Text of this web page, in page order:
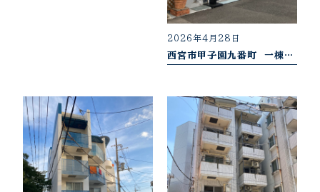
2026年4月28日
西宮市甲子園九番町 一棟収益